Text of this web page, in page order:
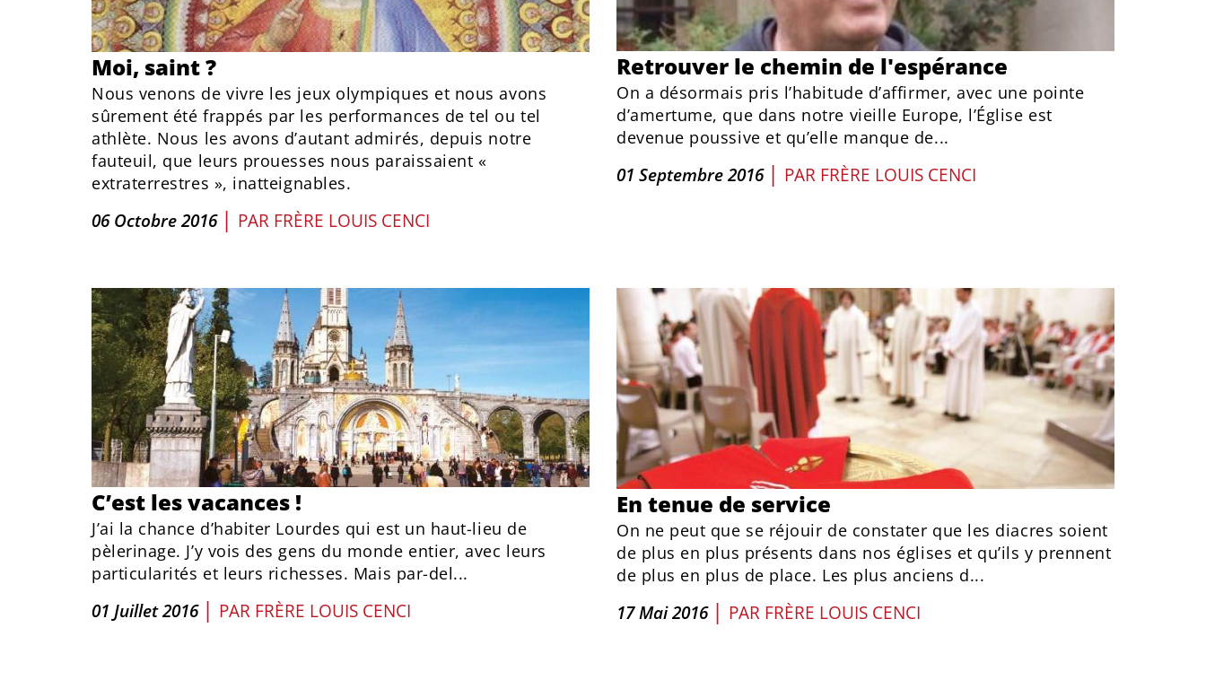
Moi, saint ?
Nous venons de vivre les jeux olympiques et nous avons
sûrement été frappés par les performances de tel ou tel
athlète. Nous les avons d’autant admirés, depuis notre
fauteuil, que leurs prouesses nous paraissaient «
extraterrestres », inatteignables.
06 Octobre 2016 | PAR FRÈRE LOUIS CENCI
Retrouver le chemin de l'espérance
On a désormais pris l’habitude d’affirmer, avec une pointe
d’amertume, que dans notre vieille Europe, l’Église est
devenue poussive et qu’elle manque de...
01 Septembre 2016 | PAR FRÈRE LOUIS CENCI
C’est les vacances !
J’ai la chance d’habiter Lourdes qui est un haut-lieu de
pèlerinage. J’y vois des gens du monde entier, avec leurs
particularités et leurs richesses. Mais par-del...
01 Juillet 2016 | PAR FRÈRE LOUIS CENCI
En tenue de service
On ne peut que se réjouir de constater que les diacres soient
de plus en plus présents dans nos églises et qu’ils y prennent
de plus en plus de place. Les plus anciens d...
17 Mai 2016 | PAR FRÈRE LOUIS CENCI